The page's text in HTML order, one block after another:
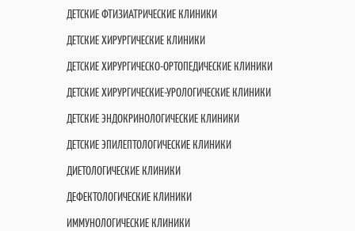
ДЕТСКИЕ ФТИЗИАТРИЧЕСКИЕ КЛИНИКИ
ДЕТСКИЕ ХИРУРГИЧЕСКИЕ КЛИНИКИ
ДЕТСКИЕ ХИРУРГИЧЕСКО-ОРТОПЕДИЧЕСКИЕ КЛИНИКИ
ДЕТСКИЕ ХИРУРГИЧЕСКИЕ-УРОЛОГИЧЕСКИЕ КЛИНИКИ
ДЕТСКИЕ ЭНДОКРИНОЛОГИЧЕСКИЕ КЛИНИКИ
ДЕТСКИЕ ЭПИЛЕПТОЛОГИЧЕСКИЕ КЛИНИКИ
ДИЕТОЛОГИЧЕСКИЕ КЛИНИКИ
ДЕФЕКТОЛОГИЧЕСКИЕ КЛИНИКИ
ИММУНОЛОГИЧЕСКИЕ КЛИНИКИ